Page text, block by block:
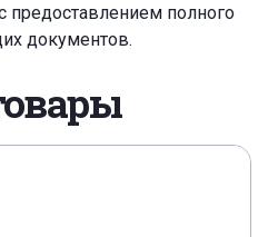
предоставлением полного
документов.